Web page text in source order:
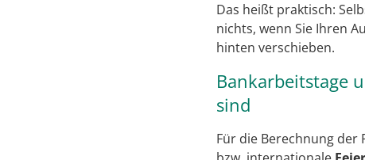
Das heißt praktisch:
nichts, wenn Sie Ihren
hinten verschieben.
Bankarbeitstage
sind
Für die Berechnung der